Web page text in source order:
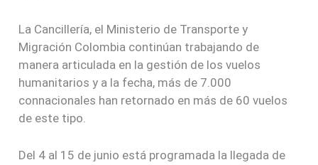
La Cancillería, el Ministerio de Transporte y
Migración Colombia continúan trabajando de
manera articulada en la gestión de los vuelos
humanitarios y a la fecha, más de 7.000
connacionales han retornado en más de 60 vuelos
de este tipo.
Del 4 al 15 de junio está programada la llegada de